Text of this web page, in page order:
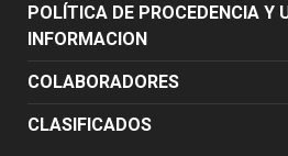
POLÍTICA DE PROCEDENCIA Y
INFORMACION
COLABORADORES
CLASIFICADOS